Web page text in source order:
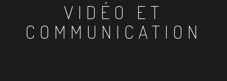
VIDÉO ET
COMMUNICATION